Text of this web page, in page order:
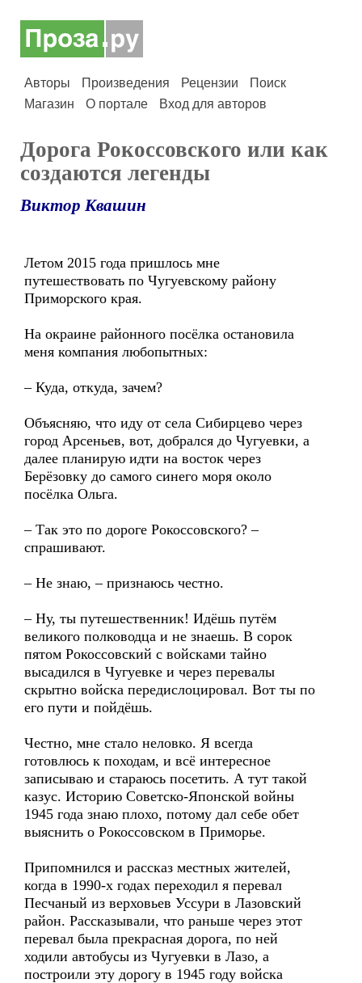
Авторы Произведения Рецензии
Поиск
Магазин
О портале Вход для авторов
Дорога Рокоссовского или как
создаются легенды
Виктор Квашин
Летом 2015 года пришлось мне
путешествовать по Чугуевскому району
Приморского края.
На окраине районного посёлка остановила
меня компания любопытных:
– Куда, откуда, зачем?
Объясняю, что иду от села Сибирцево через
город Арсеньев, вот, добрался до Чугуевки, а
далее планирую идти на восток через
Берёзовку до самого синего моря около
посёлка Ольга.
– Так это по дороге Рокоссовского? –
спрашивают.
– Не знаю, – признаюсь честно.
– Ну, ты путешественник! Идёшь путём
великого полководца и не знаешь. В сорок
пятом Рокоссовский с войсками тайно
высадился в Чугуевке и через перевалы
скрытно войска передислоцировал. Вот ты по
его пути и пойдёшь.
Честно, мне стало неловко. Я всегда
готовлюсь к походам, и всё интересное
записываю и стараюсь посетить. А тут такой
казус. Историю Советско-Японской войны
1945 года знаю плохо, потому дал себе обет
выяснить о Рокоссовском в Приморье.
Припомнился и рассказ местных жителей,
когда в 1990-х годах переходил я перевал
Песчаный из верховьев Уссури в Лазовский
район. Рассказывали, что раньше через этот
перевал была прекрасная дорога, по ней
ходили автобусы из Чугуевки в Лазо, а
построили эту дорогу в 1945 году войска